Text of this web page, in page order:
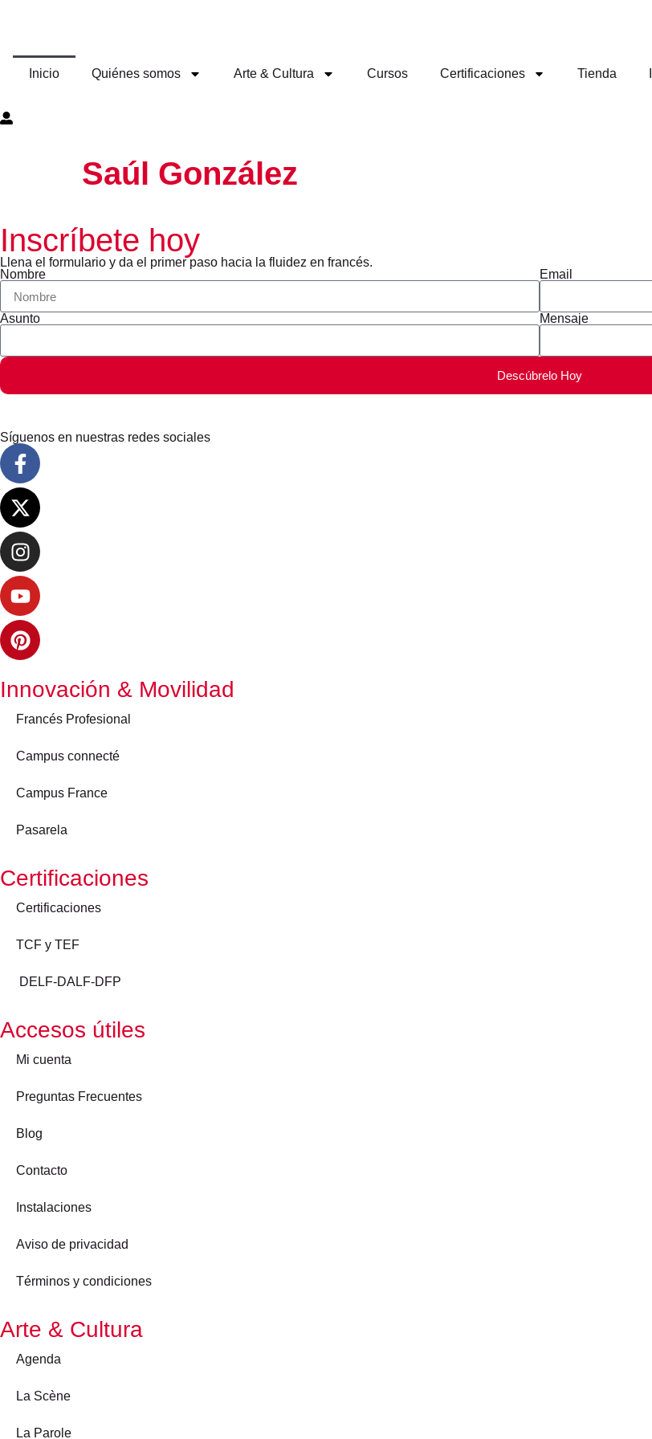
Inicio Quiénes somos Arte & Cultura Cursos Certificaciones Tienda
Saúl González
Inscríbete hoy
Llena el formulario y da el primer paso hacia la fluidez en francés.
Nombre
Email
Asunto Mensaje
Descúbrelo Hoy
Síguenos en nuestras redes sociales
Innovación & Movilidad
Francés Profesional
Campus connecté
Campus France
Pasarela
Certificaciones
Certificaciones
TCF y TEF
DELF-DALF-DFP
Accesos útiles
Mi cuenta
Preguntas Frecuentes
Blog
Contacto
Instalaciones
Aviso de privacidad
Términos y condiciones
Arte & Cultura
Agenda
La Scène
La Parole